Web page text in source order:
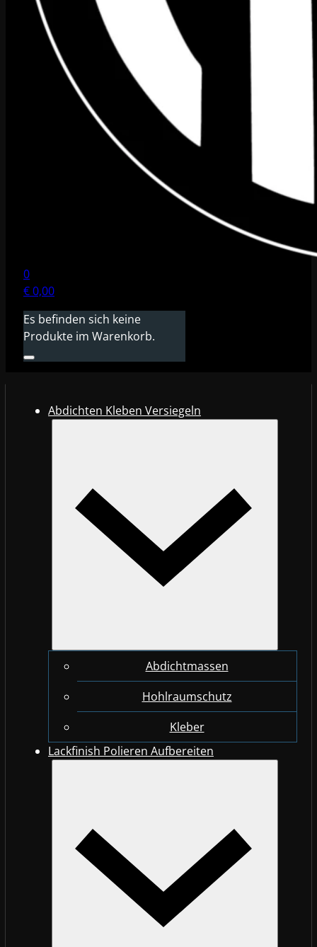
0
€0,00
Es befinden sich keine
Produkte im Warenkorb.
Abdichten Kleben Versiegeln
Abdichtmassen
Hohlraumschutz
Kleber
Lackfinish Polieren Aufbereiten